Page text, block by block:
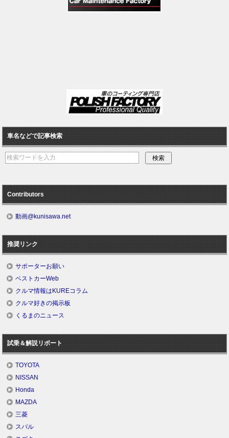
車名などで記事検索
Contributors
動画@kunisawa.net
推奨リンク
サポーターお願い
ベストカーWeb
クルマ情報はKUREコラム
クルマ好きの掲示板
くるまのニュース
試乗＆解説リポート
TOYOTA
NISSAN
Honda
MAZDA
三菱
スバル